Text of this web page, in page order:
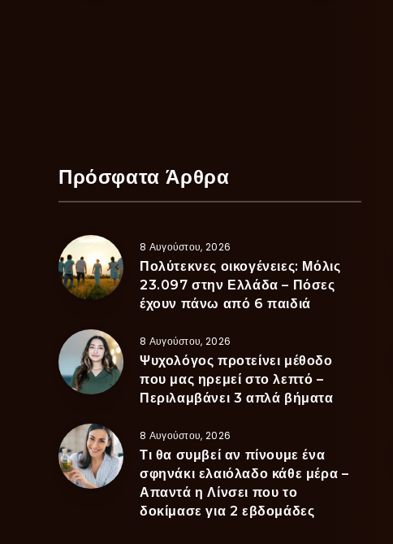
Πρόσφατα Άρθρα
8 Αυγούστου, 2026
Πολύτεκνες οικογένειες: Μόλις
23.097 στην Ελλάδα – Πόσες
έχουν πάνω από 6 παιδιά
8 Αυγούστου, 2026
Ψυχολόγος προτείνει μέθοδο
που μας ηρεμεί στο λεπτό –
Περιλαμβάνει 3 απλά βήματα
8 Αυγούστου, 2026
Τι θα συμβεί αν πίνουμε ένα
σφηνάκι ελαιόλαδο κάθε μέρα –
Απαντά η Λίνσει που το
δοκίμασε για 2 εβδομάδες